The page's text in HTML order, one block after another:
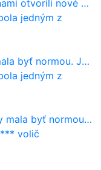
mosty, ktoré to sú?
jedným z
dnes stojí priemerne 1251 eur!
jedným z
dnes stojí priemerne 1251 eur!
volič